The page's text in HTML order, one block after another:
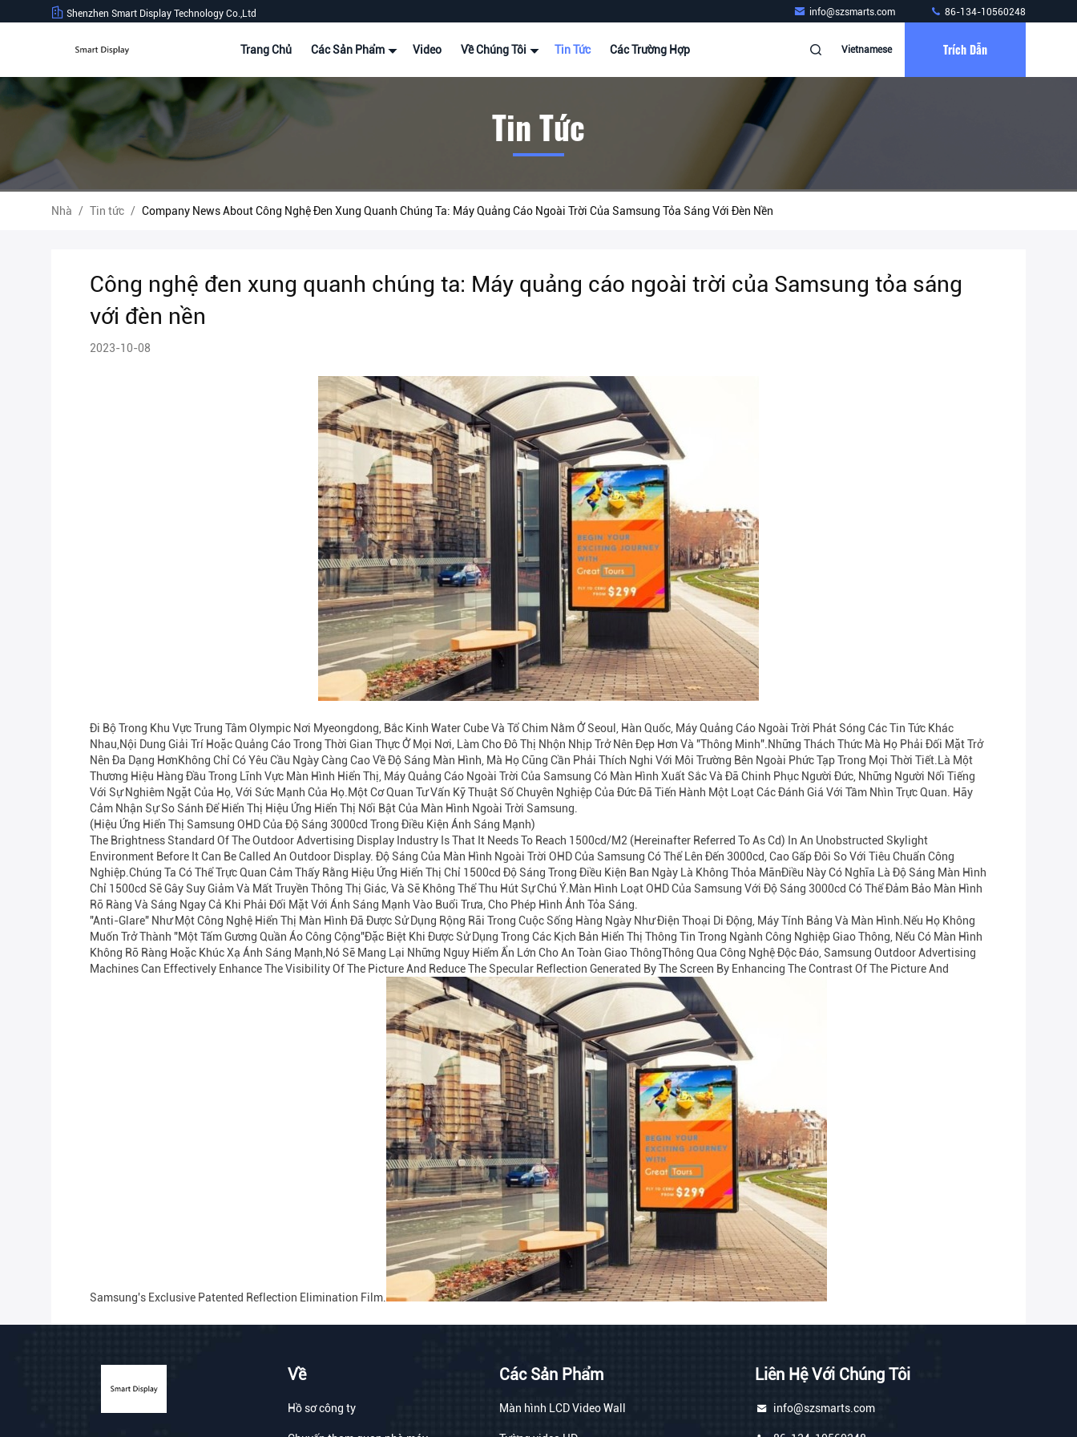
Shenzhen Smart Display Technology Co.,Ltd info@szsmarts.com 86-134-10560248
Trang Chủ Các Sản Phẩm Video Về Chúng Tôi Tin Tức Các Trường Hợp Vietnamese Trích Dẫn
Tin Tức
Nhà / Tin tức / Company News About Công Nghệ Đen Xung Quanh Chúng Ta: Máy Quảng Cáo Ngoài Trời Của Samsung Tỏa Sáng Với Đèn Nền
Công nghệ đen xung quanh chúng ta: Máy quảng cáo ngoài trời của Samsung tỏa sáng
với đèn nền
2023-10-08
Đi Bộ Trong Khu Vực Trung Tâm Olympic Nơi Myeongdong, Bắc Kinh Water Cube Và Tổ Chim Nằm Ở Seoul, Hàn Quốc, Máy Quảng Cáo Ngoài Trời Phát Sóng Các Tin Tức Khác
Nhau,nội Dung Giải Trí Hoặc Quảng Cáo Trong Thời Gian Thực Ở Mọi Nơi, Làm Cho Đô Thị Nhộn Nhịp Trở Nên Đẹp Hơn Và "thông Minh".những Thách Thức Mà Họ Phải Đối Mặt Trở
Nên Đa Dạng HơnKhông Chỉ Có Yêu Cầu Ngày Càng Cao Về Độ Sáng Màn Hình, Mà Họ Cũng Cần Phải Thích Nghi Với Môi Trường Bên Ngoài Phức Tạp Trong Mọi Thời Tiết.Là Một
Thương Hiệu Hàng Đầu Trong Lĩnh Vực Màn Hình Hiển Thị, Máy Quảng Cáo Ngoài Trời Của Samsung Có Màn Hình Xuất Sắc Và Đã Chinh Phục Người Đức, Những Người Nổi Tiếng
Với Sự Nghiêm Ngặt Của Họ, Với Sức Mạnh Của Họ.một Cơ Quan Tư Vấn Kỹ Thuật Số Chuyên Nghiệp Của Đức Đã Tiến Hành Một Loạt Các Đánh Giá Với Tầm Nhìn Trực Quan. Hãy
Cảm Nhận Sự So Sánh Để Hiển Thị Hiệu Ứng Hiển Thị Nổi Bật Của Màn Hình Ngoài Trời Samsung.
(Hiệu Ứng Hiển Thị Samsung OHD Của Độ Sáng 3000cd Trong Điều Kiện Ánh Sáng Mạnh)
The Brightness Standard Of The Outdoor Advertising Display Industry Is That It Needs To Reach 1500cd/M2 (hereinafter Referred To As Cd) In An Unobstructed Skylight
Environment Before It Can Be Called An Outdoor Display. Độ Sáng Của Màn Hình Ngoài Trời OHD Của Samsung Có Thể Lên Đến 3000cd, Cao Gấp Đôi So Với Tiêu Chuẩn Công
Nghiệp.chúng Ta Có Thể Trực Quan Cảm Thấy Rằng Hiệu Ứng Hiển Thị Chỉ 1500cd Độ Sáng Trong Điều Kiện Ban Ngày Là Không Thỏa MãnĐiều Này Có Nghĩa Là Độ Sáng Màn Hình
Chỉ 1500cd Sẽ Gây Suy Giảm Và Mất Truyền Thông Thị Giác, Và Sẽ Không Thể Thu Hút Sự Chú Ý.Màn Hình Loạt OHD Của Samsung Với Độ Sáng 3000cd Có Thể Đảm Bảo Màn Hình
Rõ Ràng Và Sáng Ngay Cả Khi Phải Đối Mặt Với Ánh Sáng Mạnh Vào Buổi Trưa, Cho Phép Hình Ảnh Tỏa Sáng.
"Anti-Glare" Như Một Công Nghệ Hiển Thị Màn Hình Đã Được Sử Dụng Rộng Rãi Trong Cuộc Sống Hàng Ngày Như Điện Thoại Di Động, Máy Tính Bảng Và Màn Hình.nếu Họ Không
Muốn Trở Thành "một Tấm Gương Quần Áo Công Cộng"Đặc Biệt Khi Được Sử Dụng Trong Các Kịch Bản Hiển Thị Thông Tin Trong Ngành Công Nghiệp Giao Thông, Nếu Có Màn Hình
Không Rõ Ràng Hoặc Khúc Xạ Ánh Sáng Mạnh,nó Sẽ Mang Lại Những Nguy Hiểm Ẩn Lớn Cho An Toàn Giao ThôngThông Qua Công Nghệ Độc Đáo, Samsung Outdoor Advertising
Machines Can Effectively Enhance The Visibility Of The Picture And Reduce The Specular Reflection Generated By The Screen By Enhancing The Contrast Of The Picture And
Samsung's Exclusive Patented Reflection Elimination Film.
Về
Hồ sơ công ty
Các Sản Phẩm
Màn hình LCD Video Wall
Liên Hệ Với Chúng Tôi
info@szsmarts.com